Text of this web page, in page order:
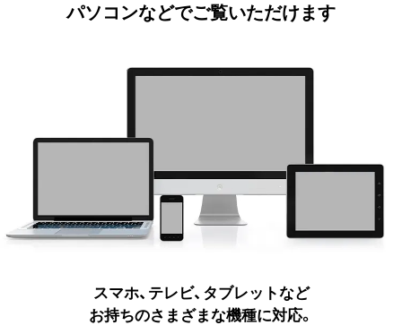
パソコンなどでご覧いただけます
スマホ、テレビ、タブレットなど
お持ちのさまざまな機種に対応。